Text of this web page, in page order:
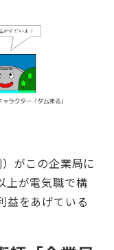
がこの企業局に
上が電気職で構
益をあげている